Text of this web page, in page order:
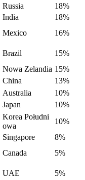
Russia
18%
India
18%
Mexico
16%
Brazil
15%
Nowa Zelandia 15%
China
13%
Australia
10%
Japan
10%
Korea Południ
owa
10%
Singapore
8%
Canada
5%
UAE
5%